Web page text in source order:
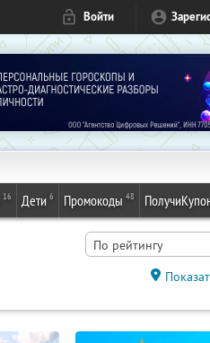
Войти
16 Дети 6 Промокоды 48
По рейтингу